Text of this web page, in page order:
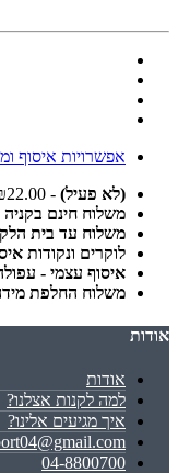
אפשרויות איסוף
(לא פעיל) - ₪22.00
משלוח חינם בקניה מעל
משלוח עד בית הלקוח - עד
לוקרים ונקודות איסוף - עד
איסוף עצמי -
משלוח החלפת
אודות
אודות
למה לקנות אצלנו?
איך מגיעים אלינו?
04-8800700